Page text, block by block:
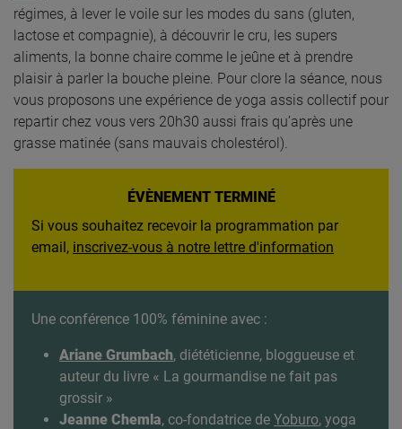
régimes, à lever le voile sur les modes du sans (gluten,
lactose et compagnie), à découvrir le cru, les supers
aliments, la bonne chaire comme le jeûne et à prendre
plaisir à parler la bouche pleine. Pour clore la séance, nous
vous proposons une expérience de yoga assis collectif pour
repartir chez vous vers 20h30 aussi frais qu’après une
grasse matinée (sans mauvais cholestérol).
ÉVÈNEMENT TERMINÉ
Si vous souhaitez recevoir la programmation par
email, inscrivez-vous à notre lettre d'information
Une conférence 100% féminine avec :
Ariane Grumbach, diététicienne, bloggueuse et
auteur du livre « La gourmandise ne fait pas
grossir »
Jeanne Chemla, co-fondatrice de Yoburo, yoga